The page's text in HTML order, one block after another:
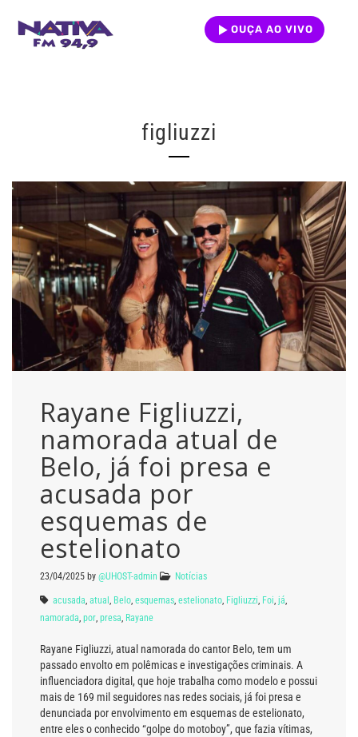
OUÇA AO VIVO
figliuzzi
Rayane Figliuzzi,
namorada atual de
Belo, já foi presa e
acusada por
esquemas de
estelionato
23/04/2025 by @UHOST-admin Notícias
acusada atual Belo esquemas estelionato Figliuzzi Foi já
namorada por presa Rayane
Rayane Figliuzzi, atual namorada do cantor Belo, tem um
passado envolto em polêmicas e investigações criminais. A
influenciadora digital, que hoje trabalha como modelo e possui
mais de 169 mil seguidores nas redes sociais, já foi presa e
denunciada por envolvimento em esquemas de estelionato,
entre eles o conhecido “golpe do motoboy”, que fazia vítimas,